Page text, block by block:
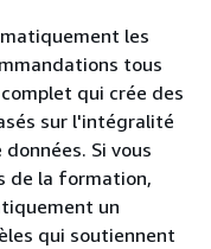
les
tous
qui crée des
sur l'intégralité
Si vous
de la formation,
un
qui soutiennent